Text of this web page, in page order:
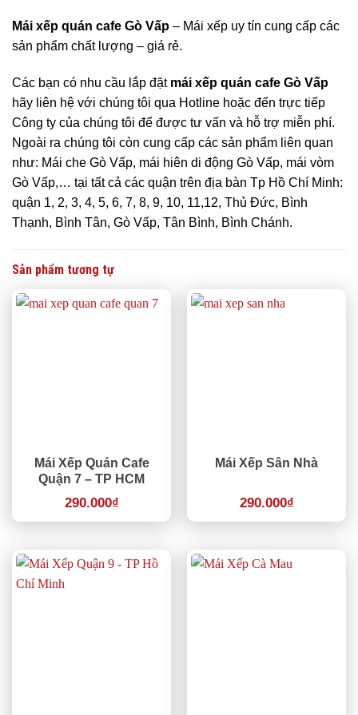
Mái xếp quán cafe Gò Vấp – Mái xếp uy tín cung cấp các
sản phẩm chất lượng – giá rẻ.
Các bạn có nhu cầu lắp đặt mái xếp quán cafe Gò Vấp
hãy liên hệ với chúng tôi qua Hotline hoặc đến trực tiếp
Công ty của chúng tôi để được tư vấn và hỗ trợ miễn phí.
Ngoài ra chúng tôi còn cung cấp các sản phẩm liên quan
như: Mái che Gò Vấp, mái hiên di động Gò Vấp, mái vòm
Gò Vấp,… tại tất cả các quận trên địa bàn Tp Hồ Chí Minh:
quận 1, 2, 3, 4, 5, 6, 7, 8, 9, 10, 11,12, Thủ Đức, Bình
Thạnh, Bình Tân, Gò Vấp, Tân Bình, Bình Chánh.
Sản phẩm tương tự
Mái Xếp Quán Cafe
Quận 7 – TP HCM
290.000₫
Mái Xếp Sân Nhà
290.000₫